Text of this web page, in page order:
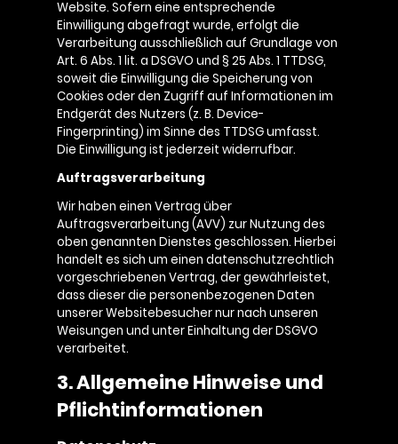
Website. Sofern eine entsprechende
Einwilligung abgefragt wurde, erfolgt die
Verarbeitung ausschließlich auf Grundlage von
Art. 6 Abs. 1 lit. a DSGVO und § 25 Abs. 1 TTDSG,
soweit die Einwilligung die Speicherung von
Cookies oder den Zugriff auf Informationen im
Endgerät des Nutzers (z. B. Device-
Fingerprinting) im Sinne des TTDSG umfasst.
Die Einwilligung ist jederzeit widerrufbar.
Auftragsverarbeitung
Wir haben einen Vertrag über
Auftragsverarbeitung (AVV) zur Nutzung des
oben genannten Dienstes geschlossen. Hierbei
handelt es sich um einen datenschutzrechtlich
vorgeschriebenen Vertrag, der gewährleistet,
dass dieser die personenbezogenen Daten
unserer Websitebesucher nur nach unseren
Weisungen und unter Einhaltung der DSGVO
verarbeitet.
3. Allgemeine Hinweise und
Pflichtinformationen